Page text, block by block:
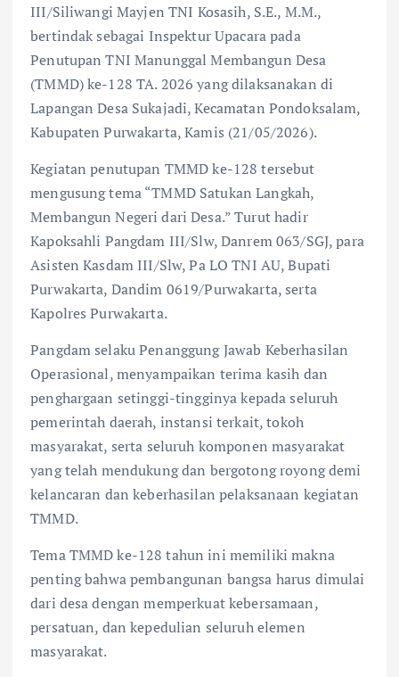
III/Siliwangi Mayjen TNI Kosasih, S.E., M.M.,
bertindak sebagai Inspektur Upacara pada
Penutupan TNI Manunggal Membangun Desa
(TMMD) ke-128 TA. 2026 yang dilaksanakan di
Lapangan Desa Sukajadi, Kecamatan Pondoksalam,
Kabupaten Purwakarta, Kamis (21/05/2026).
Kegiatan penutupan TMMD ke-128 tersebut
mengusung tema “TMMD Satukan Langkah,
Membangun Negeri dari Desa.” Turut hadir
Kapoksahli Pangdam III/Slw, Danrem 063/SGJ, para
Asisten Kasdam III/Slw, Pa LO TNI AU, Bupati
Purwakarta, Dandim 0619/Purwakarta, serta
Kapolres Purwakarta.
Pangdam selaku Penanggung Jawab Keberhasilan
Operasional, menyampaikan terima kasih dan
penghargaan setinggi-tingginya kepada seluruh
pemerintah daerah, instansi terkait, tokoh
masyarakat, serta seluruh komponen masyarakat
yang telah mendukung dan bergotong royong demi
kelancaran dan keberhasilan pelaksanaan kegiatan
TMMD.
Tema TMMD ke-128 tahun ini memiliki makna
penting bahwa pembangunan bangsa harus dimulai
dari desa dengan memperkuat kebersamaan,
persatuan, dan kepedulian seluruh elemen
masyarakat.